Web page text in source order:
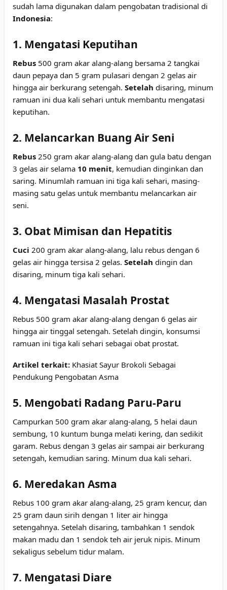
sudah lama digunakan dalam pengobatan tradisional di
Indonesia:
1. Mengatasi Keputihan
Rebus 500 gram akar alang-alang bersama 2 tangkai
daun pepaya dan 5 gram pulasari dengan 2 gelas air
hingga air berkurang setengah. Setelah disaring, minum
ramuan ini dua kali sehari untuk membantu mengatasi
keputihan.
2. Melancarkan Buang Air Seni
Rebus 250 gram akar alang-alang dan gula batu dengan
3 gelas air selama 10 menit, kemudian dinginkan dan
saring. Minumlah ramuan ini tiga kali sehari, masing-
masing satu gelas untuk membantu melancarkan air
seni.
3. Obat Mimisan dan Hepatitis
Cuci 200 gram akar alang-alang, lalu rebus dengan 6
gelas air hingga tersisa 2 gelas. Setelah dingin dan
disaring, minum tiga kali sehari.
4. Mengatasi Masalah Prostat
Rebus 500 gram akar alang-alang dengan 6 gelas air
hingga air tinggal setengah. Setelah dingin, konsumsi
ramuan ini tiga kali sehari sebagai obat prostat.
Artikel terkait: Khasiat Sayur Brokoli Sebagai
Pendukung Pengobatan Asma
5. Mengobati Radang Paru-Paru
Campurkan 500 gram akar alang-alang, 5 helai daun
sembung, 10 kuntum bunga melati kering, dan sedikit
garam. Rebus dengan 3 gelas air sampai air berkurang
setengah, kemudian saring. Minum dua kali sehari.
6. Meredakan Asma
Rebus 100 gram akar alang-alang, 25 gram kencur, dan
25 gram daun sirih dengan 1 liter air hingga
setengahnya. Setelah disaring, tambahkan 1 sendok
makan madu dan 1 sendok teh air jeruk nipis. Minum
sekaligus sebelum tidur malam.
7. Mengatasi Diare